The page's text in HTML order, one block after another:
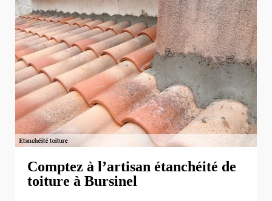
Comptez à l’artisan étanchéité de
toiture à Bursinel